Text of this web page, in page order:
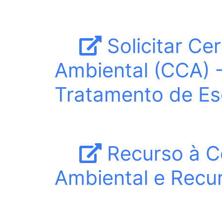
Solicitar
Ambiental (CCA)
Tratamento de
Recurso à
Ambiental e